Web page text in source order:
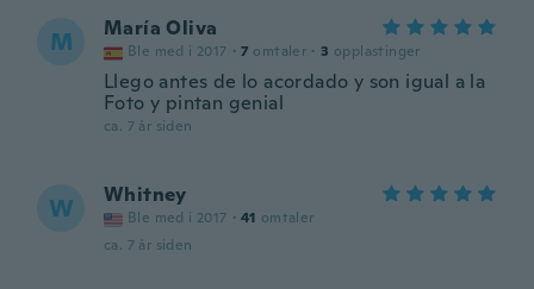
M María Oliva
Ble med i 2017 · 7 omtaler · 3 opplastinger
Llego antes de lo acordado y son igual a la
Foto y pintan genial
ca. 7 år siden
W Whitney
Ble med i 2017 · 41 omtaler
ca. 7 år siden